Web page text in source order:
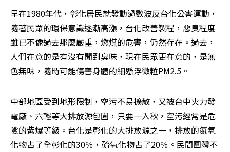
早在1980年代，彰化居民就發動過數波反台化公害運動，
隨著民眾的環保意識逐漸高漲，台化改善製程，惡臭程度
雖已不像過去那麼嚴重，燃煤的危害，仍然存在。過去，
人們在意的是有沒有聞到臭味，現在民眾更在意的，是無
色無味，隨時可能傷害身體的細懸浮微粒PM2.5。
中部地區受到地形限制，空污不易擴散，又被台中火力發
電廠、六輕等大排放源包圍，只要一入秋，空污經常是危
險的紫爆等級。台化是彰化的大排放源之一，排放的氮氧
化物占了全彰化的30％，硫氧化物占了20％。民間團體不